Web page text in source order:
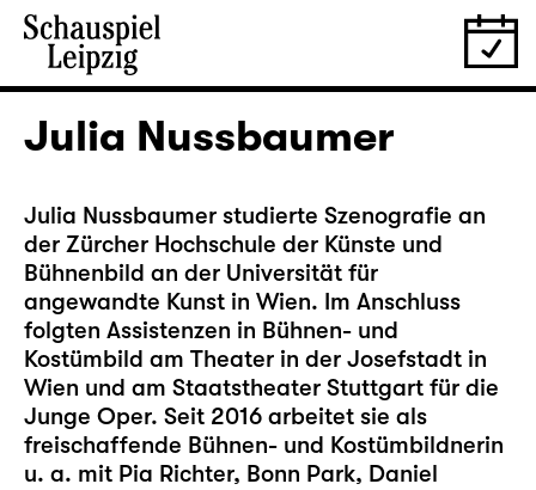
Julia Nussbaumer
Julia Nussbaumer studierte Szenografie an
der Zürcher Hochschule der Künste und
Bühnenbild an der Universität für
angewandte Kunst in Wien. Im Anschluss
folgten Assistenzen in Bühnen- und
Kostümbild am Theater in der Josefstadt in
Wien und am Staatstheater Stuttgart für die
Junge Oper. Seit 2016 arbeitet sie als
freischaffende Bühnen- und Kostümbildnerin
u. a. mit Pia Richter, Bonn Park, Daniel